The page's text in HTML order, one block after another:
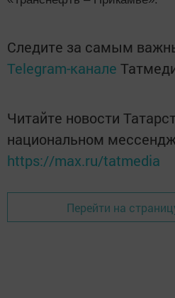
Следите за самым
Telegram-канале
Читайте новости
национальном
https://max.ru/tatmedia
Перейти на